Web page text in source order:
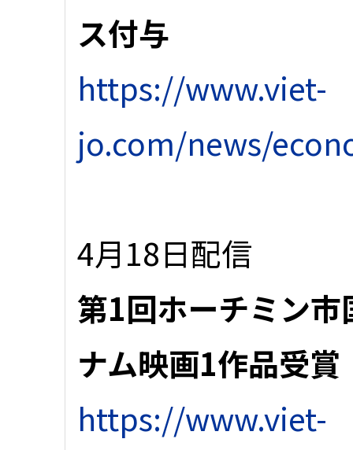
ス付与
https://www.viet-
jo.com/news/
4月18日配信
第1回ホーチミン
ナム映画1作品受賞
https://www.viet-